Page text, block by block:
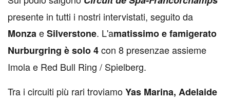
presente in tutti i nostri intervistati, seguito da
MonzaeSilverstone. L'amatissimo e famigerato
Nurburgring è solo 4con 8 presenzae assieme
Imola e Red Bull Ring / Spielberg.
Tra i circuiti più rari troviamoYas Marina, Adelaide